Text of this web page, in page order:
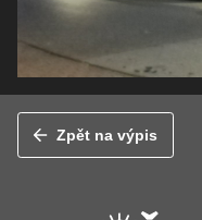
Zpět na výpis